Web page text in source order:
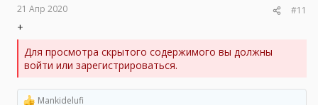
21 Апр 2020 #11
+
Для просмотра скрытого содержимого вы должны
войти или зарегистрироваться.
Mankidelufi